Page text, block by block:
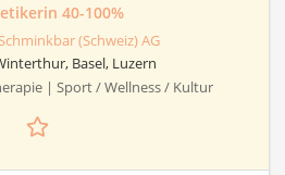
40-100%
Schminkbar (Schweiz) AG
Basel, Luzern
| Sport / Wellness / Kultur